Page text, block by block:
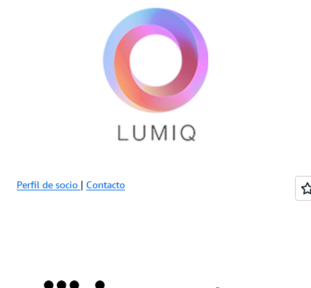
Perfil de socio | Contacto